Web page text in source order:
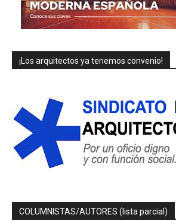
¡Los arquitectos ya tenemos convenio!
COLUMNISTAS/AUTORES (lista parcial)